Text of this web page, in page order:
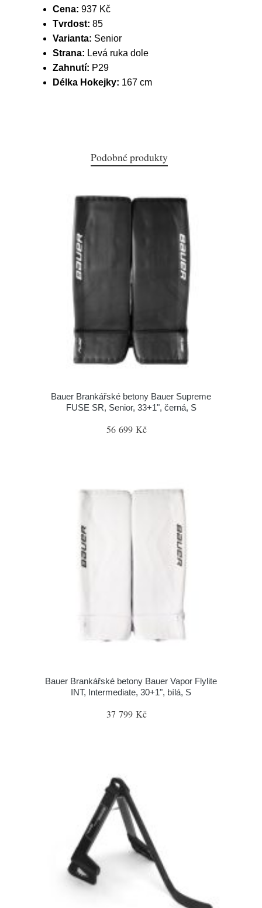
Cena: 937 Kč
Tvrdost: 85
Varianta: Senior
Strana: Levá ruka dole
Zahnutí: P29
Délka Hokejky: 167 cm
Podobné produkty
Bauer Brankářské betony Bauer Supreme
FUSE SR, Senior, 33+1", černá, S
56 699 Kč
Bauer Brankářské betony Bauer Vapor Flylite
INT, Intermediate, 30+1", bílá, S
37 799 Kč